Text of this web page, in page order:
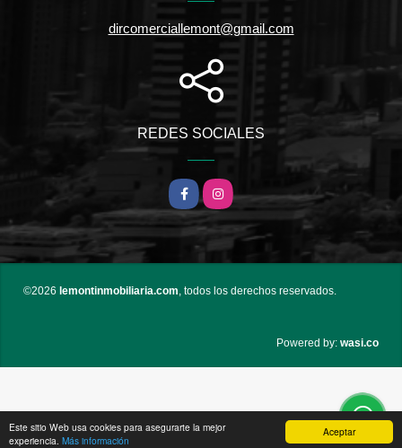
Aceptar
Este sitio Web usa cookies para asegurarte la mejor
experiencia. Más información
dircomerciallemont@gmail.com
REDES SOCIALES
Facebook
Instagram
©2026 lemontinmobiliaria.com, todos los derechos reservados.
Powered by: wasi.co